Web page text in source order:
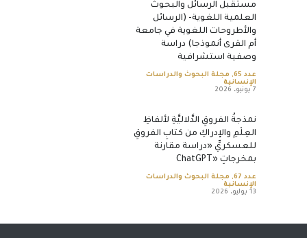
مستقبل الرسائل والبحوث
العلمية اللغوية- (الرسائل
والأطروحات اللغوية في جامعة
أم القرى أنموذجا) دراسة
وصفية استشرافية
عدد 65 , مجلة البحوث والدراسات
الإنسانية
7 يونيو، 2026
نمذجةُ الفروقِ الدَّلاليَّةِ لألفاظِ
العِلْمِ والإدراكِ من كتابِ الفروقِ
للعسكريِّ «دراسة مقارنة
بمخرجاتِ «ChatGPT
عدد 67 , مجلة البحوث والدراسات
الإنسانية
13 يوليو، 2026